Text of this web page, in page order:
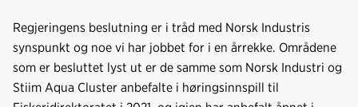
e
b
o
o
k
k
e
d
o
s
t
Regjeringens beslutning er i tråd med Norsk Industris
synspunkt og noe vi har jobbet for i en årrekke. Områdene
som er besluttet lyst ut er de samme som Norsk Industri og
Stiim Aqua Cluster anbefalte i høringsinnspill til